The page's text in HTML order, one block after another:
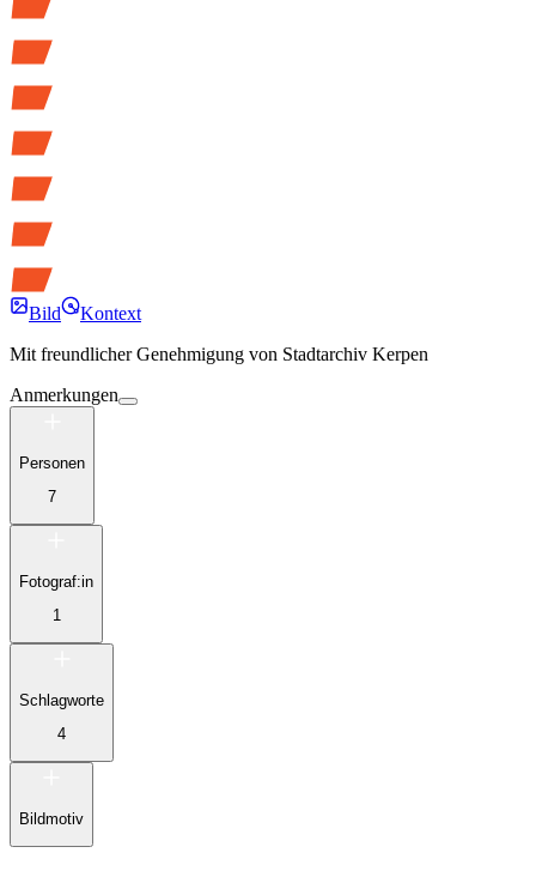
Bild
Kontext
Mit freundlicher Genehmigung von Stadtarchiv Kerpen
Anmerkungen
Personen
7
Fotograf:in
1
Schlagworte
4
Bildmotiv